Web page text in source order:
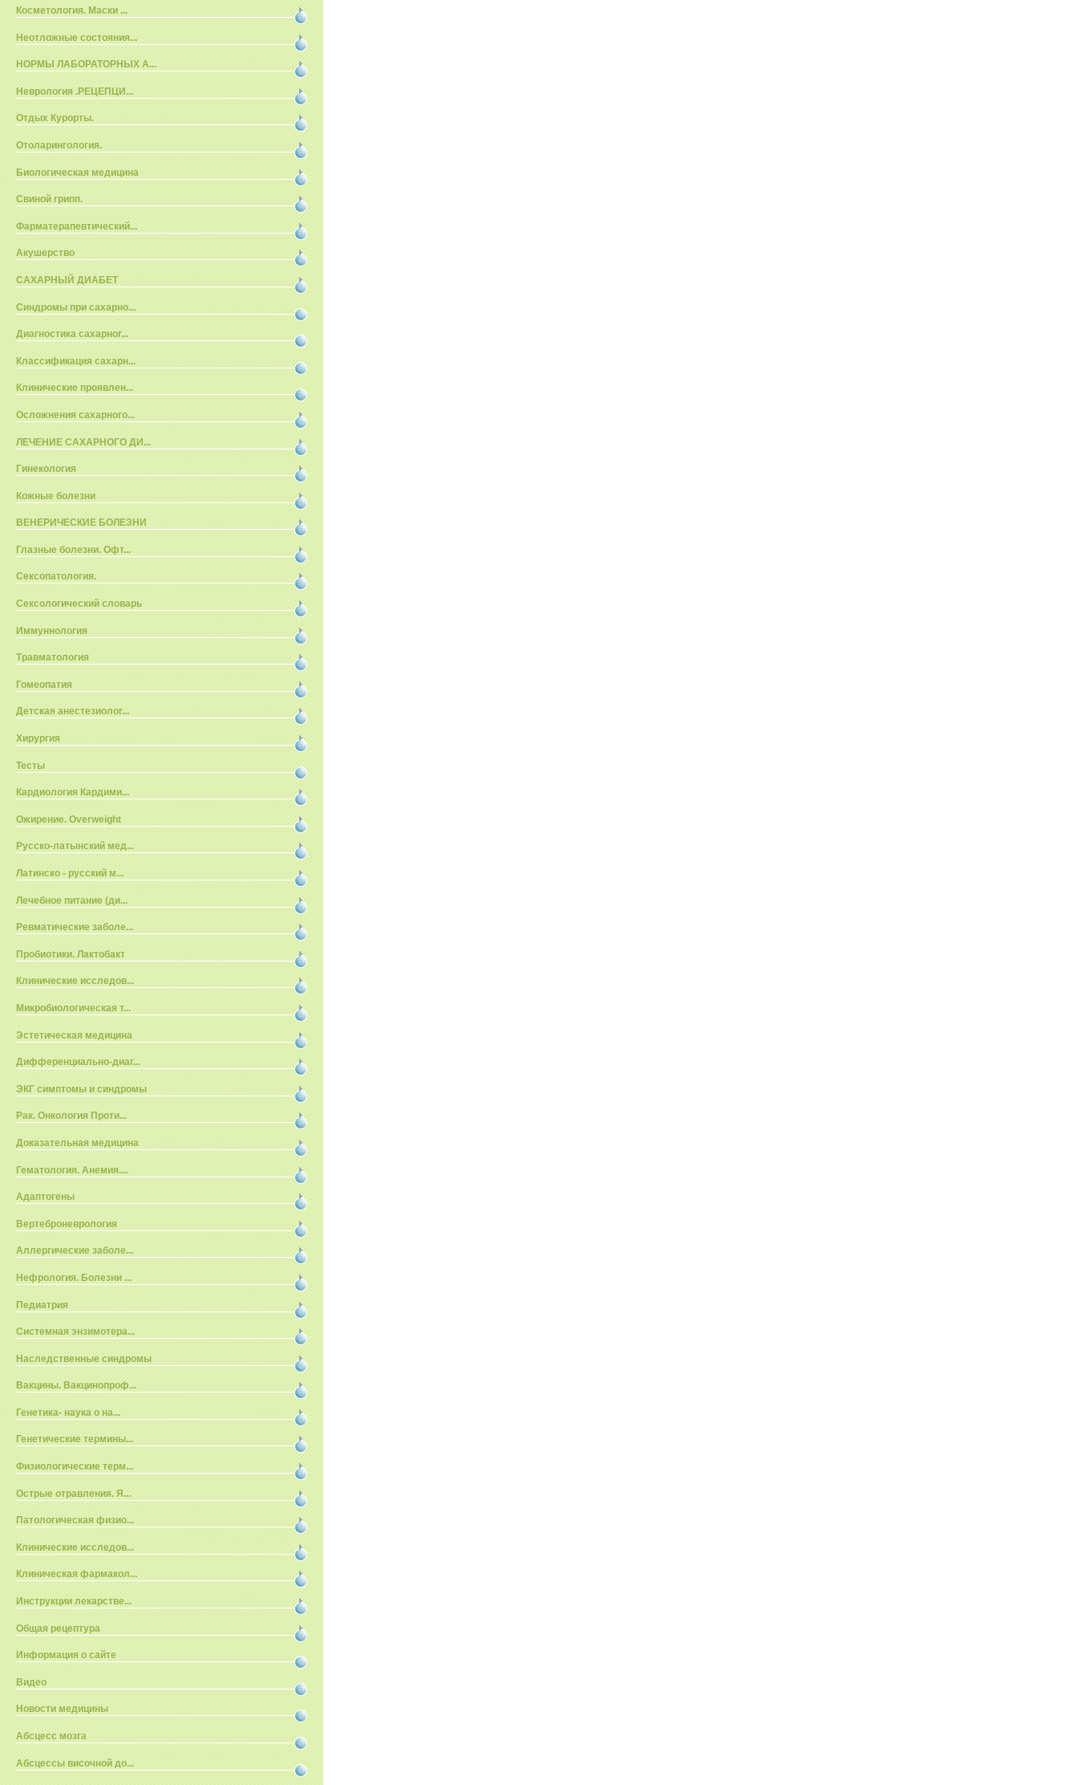
Косметология. Маски ...
Неотложные состояния...
НОРМЫ ЛАБОРАТОРНЫХ А...
Неврология .РЕЦЕПЦИ...
Отдых Курорты.
Отоларингология.
Биологическая медицина
Свиной грипп.
Фарматерапевтический...
Акушерство
САХАРНЫЙ ДИАБЕТ
Синдромы при сахарно...
Диагностика сахарног...
Классификация сахарн...
Клинические проявлен...
Осложнения сахарного...
ЛЕЧЕНИЕ САХАРНОГО ДИ...
Гинекология
Кожные болезни
ВЕНЕРИЧЕСКИЕ БОЛЕЗНИ
Глазные болезни. Офт...
Сексопатология.
Сексологический словарь
Иммуннология
Травматология
Гомеопатия
Детская анестезиолог...
Хирургия
Тесты
Кардиология Кардими...
Ожирение. Overweight
Русско-латынский мед...
Латинско - русский м...
Лечебное питание (ди...
Ревматические заболе...
Пробиотики. Лактобакт
Клинические исследов...
Микробиологическая т...
Эстетическая медицина
Дифференциально-диаг...
ЭКГ симптомы и синдромы
Рак. Онкология Проти...
Доказательная медицина
Гематология. Анемия....
Адаптогены
Вертеброневрология
Аллергические заболе...
Нефрология. Болезни ...
Педиатрия
Системная энзимотера...
Наследственные синдромы
Вакцины. Вакцинопроф...
Генетика- наука о на...
Генетические термины...
Физиологические терм...
Острые отравления. Я...
Патологическая физио...
Клинические исследов...
Клиническая фармакол...
Инструкции лекарстве...
Общая рецептура
Информация о сайте
Видео
Новости медицины
Абсцесс мозга
Абсцессы височной до...